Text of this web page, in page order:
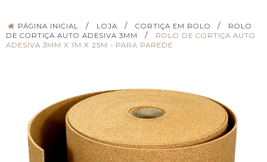
PÁGINA INICIAL / LOJA / CORTIÇA EM ROLO /
ROLO
DE CORTIÇA AUTO ADESIVA 3MM
/
ROLO DE CORTIÇA AUTO
ADESIVA 3MM X 1M X 25M - PARA PAREDE